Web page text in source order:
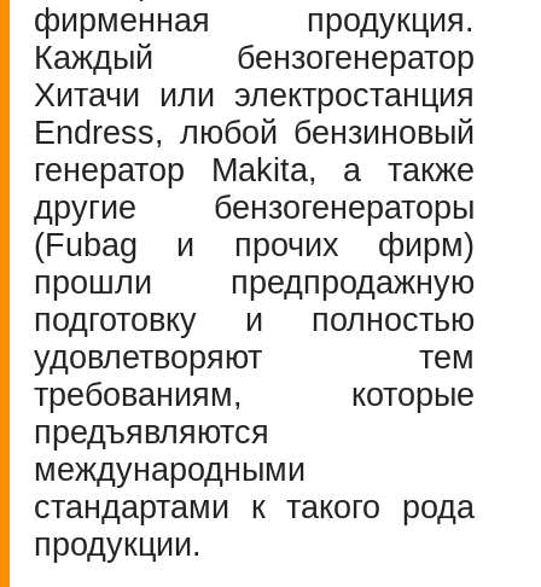
фирменная продукция.
Каждый бензогенератор
Хитачи или электростанция
Endress, любой бензиновый
генератор Makita, а также
другие бензогенераторы
(Fubag и прочих фирм)
прошли предпродажную
подготовку и полностью
удовлетворяют тем
требованиям, которые
предъявляются
международными
стандартами к такого рода
продукции.